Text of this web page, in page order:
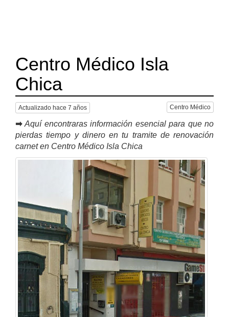
Centro Médico Isla
Chica
Actualizado hace 7 años Centro Médico
➡ Aquí encontraras información esencial para que no
pierdas tiempo y dinero en tu tramite de renovación
carnet en Centro Médico Isla Chica